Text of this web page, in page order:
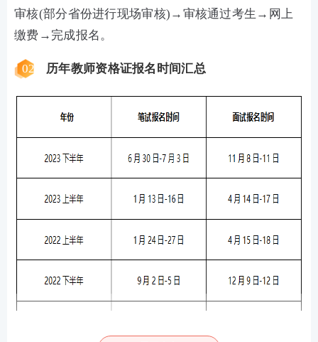
审核(部分省份进行现场审核)→审核通过考生→网上
缴费→完成报名。
02 历年教师资格证报名时间汇总